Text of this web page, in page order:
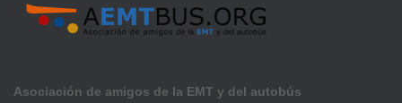
Asociación de amigos de la EMT y del autobús